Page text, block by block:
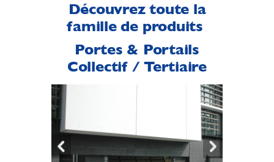
Découvrez toute la
famille de produits
Portes & Portails
Collectif / Tertiaire